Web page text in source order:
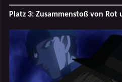
Platz 3: Zusammenstoß von Rot